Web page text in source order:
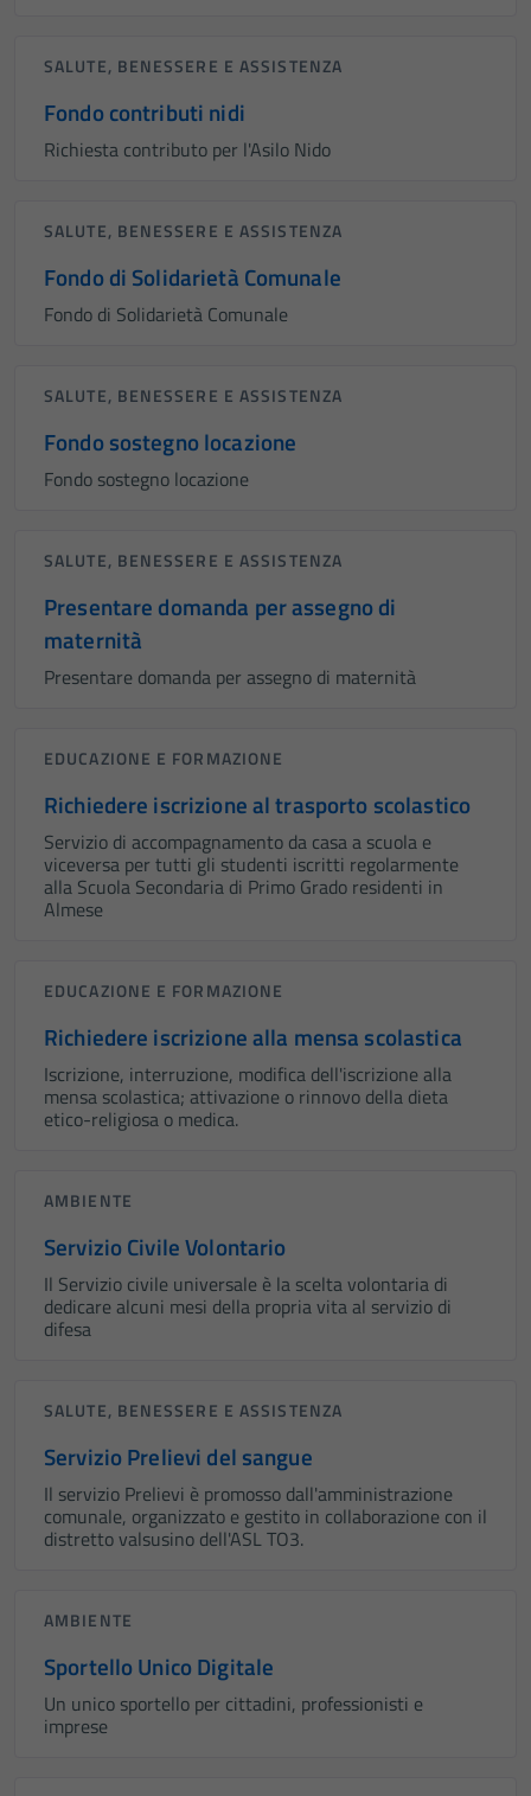
SALUTE, BENESSERE E ASSISTENZA
Fondo contributi nidi
Richiesta contributo per l'Asilo Nido
SALUTE, BENESSERE E ASSISTENZA
Fondo di Solidarietà Comunale
Fondo di Solidarietà Comunale
SALUTE, BENESSERE E ASSISTENZA
Fondo sostegno locazione
Fondo sostegno locazione
SALUTE, BENESSERE E ASSISTENZA
Presentare domanda per assegno di
maternità
Presentare domanda per assegno di maternità
EDUCAZIONE E FORMAZIONE
Richiedere iscrizione al trasporto scolastico
Servizio di accompagnamento da casa a scuola e
viceversa per tutti gli studenti iscritti regolarmente
alla Scuola Secondaria di Primo Grado residenti in
Almese
EDUCAZIONE E FORMAZIONE
Richiedere iscrizione alla mensa scolastica
Iscrizione, interruzione, modifica dell'iscrizione alla
mensa scolastica; attivazione o rinnovo della dieta
etico-religiosa o medica.
AMBIENTE
Servizio Civile Volontario
Il Servizio civile universale è la scelta volontaria di
dedicare alcuni mesi della propria vita al servizio di
difesa
SALUTE, BENESSERE E ASSISTENZA
Servizio Prelievi del sangue
Il servizio Prelievi è promosso dall'amministrazione
comunale, organizzato e gestito in collaborazione con il
distretto valsusino dell'ASL TO3.
AMBIENTE
Sportello Unico Digitale
Un unico sportello per cittadini, professionisti e
imprese
sono necessari